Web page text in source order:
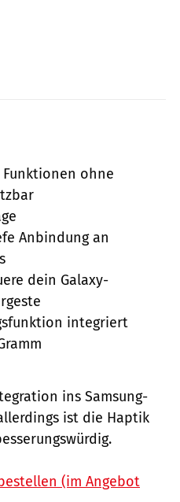
Funktionen ohne
Anbindung an
dein Galaxy-
integriert
ins Samsung-
ist die Haptik
(im Angebot